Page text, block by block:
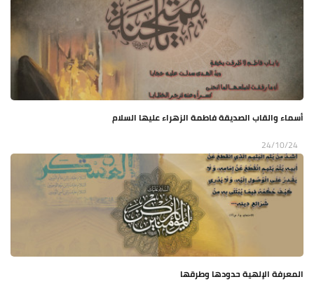
أسماء والقاب الصديقة فاطمة الزهراء عليها السلام
24/10/24
المعرفة الإلهية حدودها وطرقها